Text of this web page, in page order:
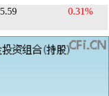
5.59 0.31%